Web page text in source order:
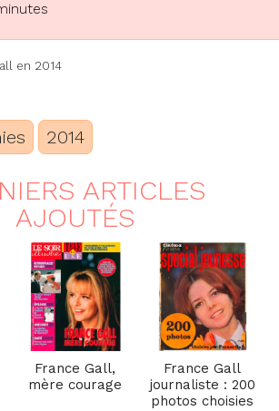
en 2014
2014
ARTICLES
AJOUTÉS
France Gall,
mère courage
France Gall
journaliste : 200
photos choisies